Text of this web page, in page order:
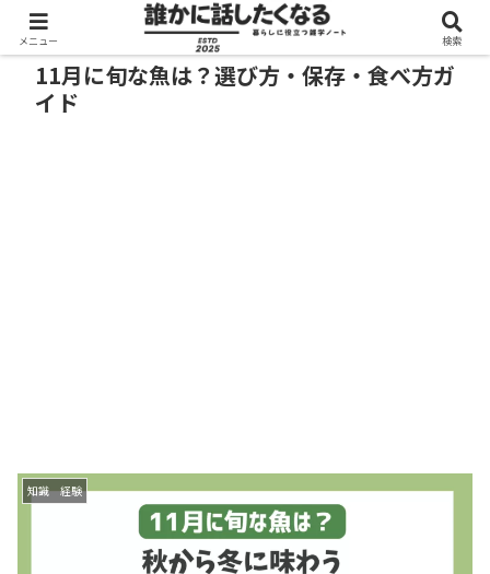
11月に旬な魚は？選び方・保存・食べ方ガ
イド
知識 経験
メニュー 検索